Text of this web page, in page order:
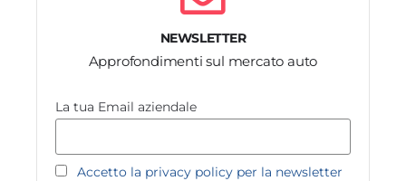
NEWSLETTER
Approfondimenti sul mercato auto
La tua Email aziendale
Accetto la privacy policy per la newsletter